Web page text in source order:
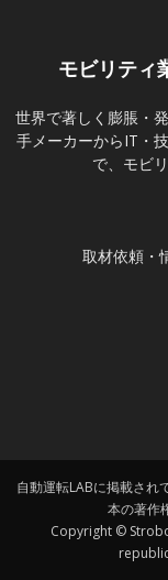
モビリティ
世界で著しく膨脹・
手メーカーからIT・
で、モビ
取材依頼・
自動運転LABに掲載され
本の著作
Copyright ©